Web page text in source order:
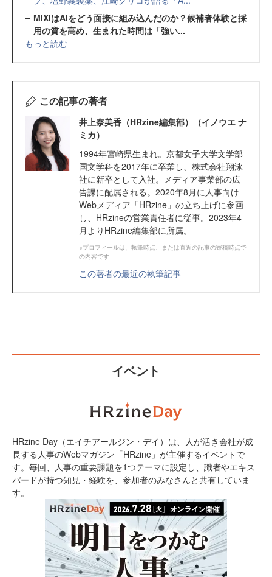
MIXIはAIをどう面接に組み込んだのか？候補者体験と採
用の質を高め、生まれた時間は「強い...
もっと読む
この記事の著者
井上奈美香（HRzine編集部）（イノウエ ナ
ミカ）
1994年宮崎県生まれ。京都女子大学文学部
国文学科を2017年に卒業し、株式会社翔泳
社に新卒として入社。メディア事業部の広
告課に配属される。2020年8月に人事向け
Webメディア「HRzine」の立ち上げに参画
し、HRzineの営業責任者に従事。2023年4
月よりHRzine編集部に所属。
※プロフィールは、執筆時点、または直近の記事の寄稿時点で
の内容です
この著者の最近の執筆記事
イベント
HRzine Day（エイチアールジン・デイ）は、人が活き会社が成
長する人事のWebマガジン「HRzine」が主催するイベントで
す。毎回、人事の重要課題を1つテーマに設定し、識者やエキス
パードが持つ知見・経験を、参加者のみなさんと共有していま
す。